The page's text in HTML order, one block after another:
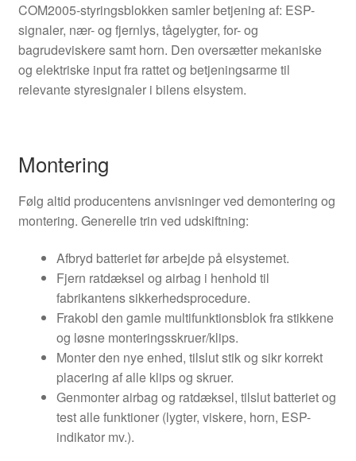
COM2005-styringsblokken samler betjening af: ESP-
signaler, nær- og fjernlys, tågelygter, for- og
bagrudeviskere samt horn. Den oversætter mekaniske
og elektriske input fra rattet og betjeningsarme til
relevante styresignaler i bilens elsystem.
Montering
Følg altid producentens anvisninger ved demontering og
montering. Generelle trin ved udskiftning:
Afbryd batteriet før arbejde på elsystemet.
Fjern ratdæksel og airbag i henhold til
fabrikantens sikkerhedsprocedure.
Frakobl den gamle multifunktionsblok fra stikkene
og løsne monteringsskruer/klips.
Monter den nye enhed, tilslut stik og sikr korrekt
placering af alle klips og skruer.
Genmonter airbag og ratdæksel, tilslut batteriet og
test alle funktioner (lygter, viskere, horn, ESP-
indikator mv.).